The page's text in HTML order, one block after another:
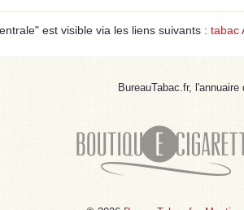
est visible via les liens suivants : tabac
BureauTabac.fr,